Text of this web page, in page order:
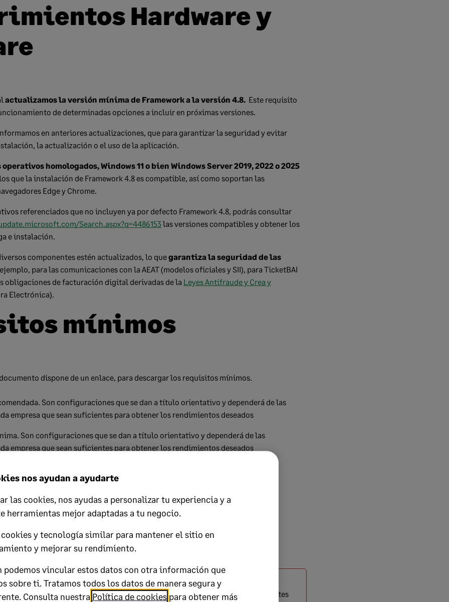
Hardware y
actualizamos la versión mínima de Framework a la versión 4.8. Este requisito
de determinadas opciones a incluir en próximas versiones.
en anteriores actualizaciones, que para garantizar la seguridad y evitar
la actualización o el uso de la aplicación.
homologados, Windows 11 o bien Windows Server 2019, 2022 o 2025
que la instalación de Framework 4.8 es compatible, así como soportan las
Edge y Chrome.
referenciados que no incluyen ya por defecto Framework 4.8, podrás consultar
Search.aspx?q=4486153las versiones compatibles y obtener los
e instalación.
componentes estén actualizados, lo quegarantiza la seguridad de las
para las comunicaciones con la AEAT (modelos oficiales y SII), para TicketBAI
obligaciones de facturación digital derivadas de la Leyes Antifraude y Crea y
Electrónica).
mínimos
dispone de un enlace, para descargar los requisitos mínimos.
Son configuraciones que se dan a título orientativo y dependerá de las
empresa que sean suficientes para obtener los rendimientos deseados
Son configuraciones que se dan a título orientativo y dependerá de las
empresa que sean suficientes para obtener los rendimientos deseados
instancia de SQL
homologados (solo versiones en español)
SERVER 2019, se recomienda valorar la actualización a versiones más recientes
nos ayudan a ayudarte
las cookies, nos ayudas a personalizar tu experiencia y a
herramientas mejor adaptadas a tu negocio.
cookies y tecnología similar para mantener el sitio en
y mejorar su rendimiento.
podemos vincular estos datos con otra información que
sobre ti. Tratamos todos los datos de manera segura y
Consulta nuestra Política de cookies para obtener más